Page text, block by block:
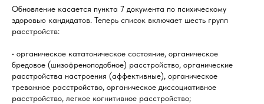
Обновление касается пункта 7 документа по психическому
здоровью кандидатов. Теперь список включает шесть групп
расстройств:
• органическое кататоническое состояние, органическое
бредовое (шизофреноподобное) расстройство, органические
расстройства настроения (аффективные), органическое
тревожное расстройство, органическое диссоциативное
расстройство, легкое когнитивное расстройство;